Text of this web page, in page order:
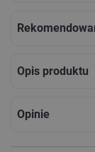
Opis produktu
Opinie